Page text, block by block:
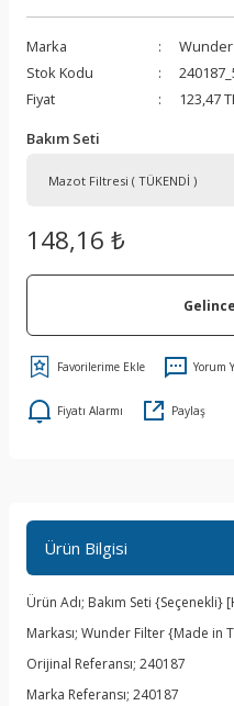
Marka
Stok Kodu
Fiyat
123,47
Bakım Seti
148,16 ₺
Yorum
Fiyatı Alarmı Paylaş
Ürün Bilgisi
Ürün Adı; Bakım Seti {Seçenekli}
Markası; Wunder Filter {Made in
Orijinal Referansı; 240187
Marka Referansı; 240187